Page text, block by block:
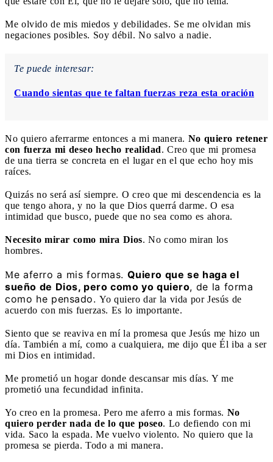
Me olvido de mis miedos y debilidades. Se me olvidan mis
negaciones posibles. Soy débil. No salvo a nadie.
Te puede interesar:
Cuando sientas que te faltan fuerzas reza esta oración
No quiero aferrarme entonces a mi manera. No quiero retener
con fuerza mi deseo hecho realidad. Creo que mi promesa
de una tierra se concreta en el lugar en el que echo hoy mis
raíces.
Quizás no será así siempre. O creo que mi descendencia es la
que tengo ahora, y no la que Dios querrá darme. O esa
intimidad que busco, puede que no sea como es ahora.
Necesito mirar como mira Dios. No como miran los
hombres.
Me aferro a mis formas. Quiero que se haga el
sueño de Dios, pero como yo quiero, de la forma
como he pensado. Yo quiero dar la vida por Jesús de
acuerdo con mis fuerzas. Es lo importante.
Siento que se reaviva en mí la promesa que Jesús me hizo un
día. También a mí, como a cualquiera, me dijo que Él iba a ser
mi Dios en intimidad.
Me prometió un hogar donde descansar mis días. Y me
prometió una fecundidad infinita.
Yo creo en la promesa. Pero me aferro a mis formas. No
quiero perder nada de lo que poseo. Lo defiendo con mi
vida. Saco la espada. Me vuelvo violento. No quiero que la
promesa se pierda. Todo a mi manera.